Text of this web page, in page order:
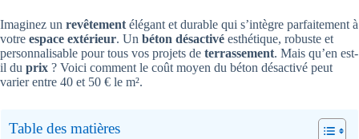
Imaginez un revêtement élégant et durable qui s’intègre parfaitement à
votre espace extérieur. Un béton désactivé esthétique, robuste et
personnalisable pour tous vos projets de terrassement. Mais qu’en est-
il du prix ? Voici comment le coût moyen du béton désactivé peut
varier entre 40 et 50 € le m².
Table des matières